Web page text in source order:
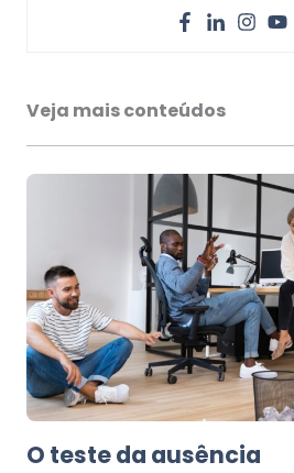
Veja mais conteúdos
O teste da ausência